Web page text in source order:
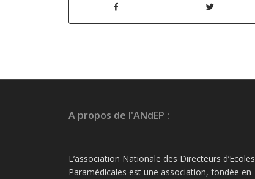
A propos de l'ANdEP :
L’association Nationale des Directeurs d’Ecoles
Paramédicales est une association, fondée en